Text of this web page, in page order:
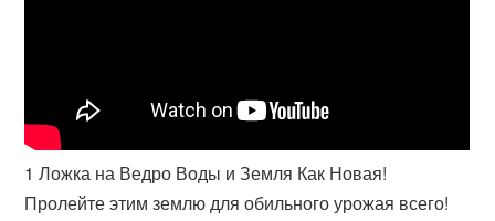
1 Ложка на Ведро Воды и Земля Как Новая!
Пролейте этим землю для обильного урожая всего!